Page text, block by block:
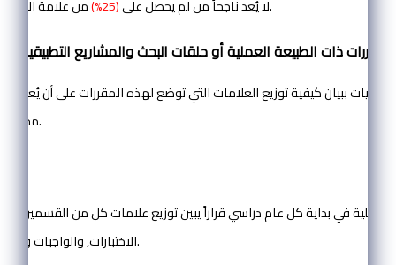
4) لا يُعد ناجحاً من لم يحصل على(25%) من علامة الامتحان النهائي.
ببيان كيفية توزيع العلامات التي توضع لهذه المقررات على أن يُعتمد
مجلس الكلية المعنية.
في بداية كل عام دراسي قراراً يبين توزيع علامات كل من القسمين
الاختبارات, والواجبات والانشطة والعملي).